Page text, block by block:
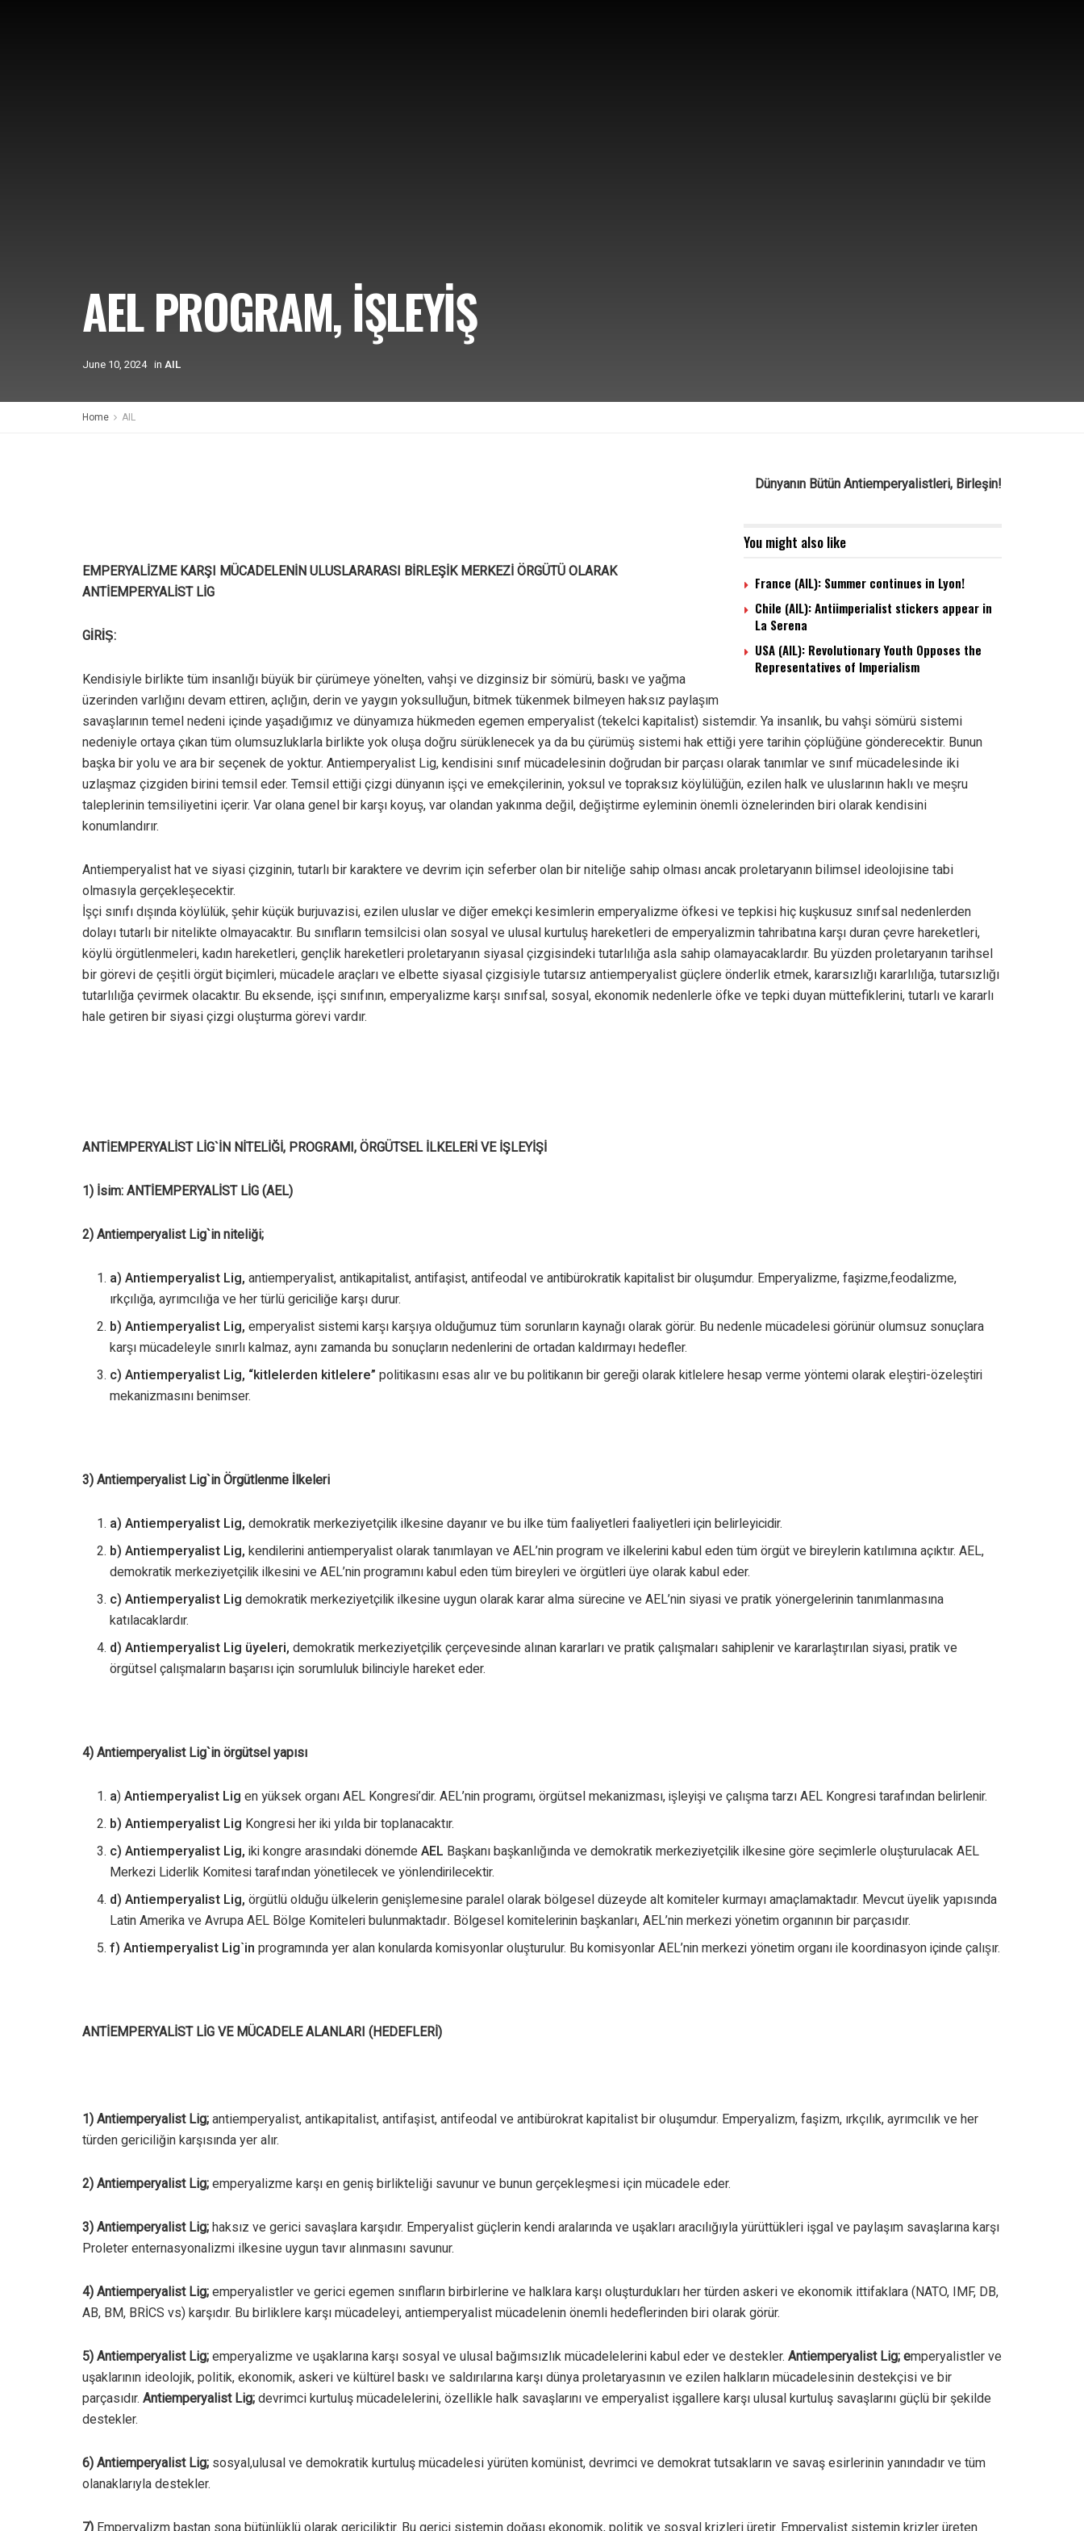
AEL PROGRAM, İŞLEYİŞ
June 10, 2024 in AIL
Home AIL
Dünyanın Bütün Antiemperyalistleri, Birleşin!
You might also like
France (AIL): Summer continues in Lyon!
Chile (AIL): Antiimperialist stickers appear in
La Serena
USA (AIL): Revolutionary Youth Opposes the
Representatives of Imperialism
EMPERYALİZME KARŞI MÜCADELENİN ULUSLARARASI BİRLEŞİK MERKEZİ ÖRGÜTÜ OLARAK
ANTİEMPERYALİST LİG
GİRİŞ:
Kendisiyle birlikte tüm insanlığı büyük bir çürümeye yönelten, vahşi ve dizginsiz bir sömürü, baskı ve yağma
üzerinden varlığını devam ettiren, açlığın, derin ve yaygın yoksulluğun, bitmek tükenmek bilmeyen haksız paylaşım
savaşlarının temel nedeni içinde yaşadığımız ve dünyamıza hükmeden egemen emperyalist (tekelci kapitalist) sistemdir. Ya insanlık, bu vahşi sömürü sistemi
nedeniyle ortaya çıkan tüm olumsuzluklarla birlikte yok oluşa doğru sürüklenecek ya da bu çürümüş sistemi hak ettiği yere tarihin çöplüğüne gönderecektir. Bunun
başka bir yolu ve ara bir seçenek de yoktur. Antiemperyalist Lig, kendisini sınıf mücadelesinin doğrudan bir parçası olarak tanımlar ve sınıf mücadelesinde iki
uzlaşmaz çizgiden birini temsil eder. Temsil ettiği çizgi dünyanın işçi ve emekçilerinin, yoksul ve topraksız köylülüğün, ezilen halk ve uluslarının haklı ve meşru
taleplerinin temsiliyetini içerir. Var olana genel bir karşı koyuş, var olandan yakınma değil, değiştirme eyleminin önemli öznelerinden biri olarak kendisini
konumlandırır.
Antiemperyalist hat ve siyasi çizginin, tutarlı bir karaktere ve devrim için seferber olan bir niteliğe sahip olması ancak proletaryanın bilimsel ideolojisine tabi
olmasıyla gerçekleşecektir.
İşçi sınıfı dışında köylülük, şehir küçük burjuvazisi, ezilen uluslar ve diğer emekçi kesimlerin emperyalizme öfkesi ve tepkisi hiç kuşkusuz sınıfsal nedenlerden
dolayı tutarlı bir nitelikte olmayacaktır. Bu sınıfların temsilcisi olan sosyal ve ulusal kurtuluş hareketleri de emperyalizmin tahribatına karşı duran çevre hareketleri,
köylü örgütlenmeleri, kadın hareketleri, gençlik hareketleri proletaryanın siyasal çizgisindeki tutarlılığa asla sahip olamayacaklardır. Bu yüzden proletaryanın tarihsel
bir görevi de çeşitli örgüt biçimleri, mücadele araçları ve elbette siyasal çizgisiyle tutarsız antiemperyalist güçlere önderlik etmek, kararsızlığı kararlılığa, tutarsızlığı
tutarlılığa çevirmek olacaktır. Bu eksende, işçi sınıfının, emperyalizme karşı sınıfsal, sosyal, ekonomik nedenlerle öfke ve tepki duyan müttefiklerini, tutarlı ve kararlı
hale getiren bir siyasi çizgi oluşturma görevi vardır.
ANTİEMPERYALİST LİG`İN NİTELİĞİ, PROGRAMI, ÖRGÜTSEL İLKELERİ VE İŞLEYİŞİ
1) İsim: ANTİEMPERYALİST LİG (AEL)
2) Antiemperyalist Lig`in niteliği;
a) Antiemperyalist Lig,antiemperyalist, antikapitalist, antifaşist, antifeodal ve antibürokratik kapitalist bir oluşumdur. Emperyalizme, faşizme,feodalizme,
ırkçılığa, ayrımcılığa ve her türlü gericiliğe karşı durur.
b) Antiemperyalist Lig,emperyalist sistemi karşı karşıya olduğumuz tüm sorunların kaynağı olarak görür. Bu nedenle mücadelesi görünür olumsuz sonuçlara
karşı mücadeleyle sınırlı kalmaz, aynı zamanda bu sonuçların nedenlerini de ortadan kaldırmayı hedefler.
c) Antiemperyalist Lig, “kitlelerden kitlelere”politikasını esas alır ve bu politikanın bir gereği olarak kitlelere hesap verme yöntemi olarak eleştiri-özeleştiri
mekanizmasını benimser.
3) Antiemperyalist Lig`in Örgütlenme İlkeleri
a) Antiemperyalist Lig,demokratik merkeziyetçilik ilkesine dayanır ve bu ilke tüm faaliyetleri faaliyetleri için belirleyicidir.
b) Antiemperyalist Lig,kendilerini antiemperyalist olarak tanımlayan ve AEL’nin program ve ilkelerini kabul eden tüm örgüt ve bireylerin katılımına açıktır. AEL,
demokratik merkeziyetçilik ilkesini ve AEL’nin programını kabul eden tüm bireyleri ve örgütleri üye olarak kabul eder.
c) Antiemperyalist Ligdemokratik merkeziyetçilik ilkesine uygun olarak karar alma sürecine ve AEL’nin siyasi ve pratik yönergelerinin tanımlanmasına
katılacaklardır.
d) Antiemperyalist Lig üyeleri, demokratik merkeziyetçilik çerçevesinde alınan kararları ve pratik çalışmaları sahiplenir ve kararlaştırılan siyasi, pratik ve
örgütsel çalışmaların başarısı için sorumluluk bilinciyle hareket eder.
4) Antiemperyalist Lig`in örgütsel yapısı
a)Antiemperyalist Ligen yüksek organı AEL Kongresi’dir. AEL’nin programı, örgütsel mekanizması, işleyişi ve çalışma tarzı AEL Kongresi tarafından belirlenir.
b) Antiemperyalist Lig Kongresi her iki yılda bir toplanacaktır.
c) Antiemperyalist Lig,iki kongre arasındaki dönemdeAEL Başkanı başkanlığında ve demokratik merkeziyetçilik ilkesine göre seçimlerle oluşturulacak AEL
Merkezi Liderlik Komitesi tarafından yönetilecek ve yönlendirilecektir.
d) Antiemperyalist Lig,örgütlü olduğu ülkelerin genişlemesine paralel olarak bölgesel düzeyde alt komiteler kurmayı amaçlamaktadır. Mevcut üyelik yapısında
Latin Amerika ve Avrupa AEL Bölge Komiteleri bulunmaktadır. Bölgesel komitelerinin başkanları, AEL’nin merkezi yönetim organının bir parçasıdır.
f) Antiemperyalist Lig`in programında yer alan konularda komisyonlar oluşturulur. Bu komisyonlar AEL’nin merkezi yönetim organı ile koordinasyon içinde çalışır.
ANTİEMPERYALİST LİG VE MÜCADELE ALANLARI (HEDEFLERİ)
1) Antiemperyalist Lig; antiemperyalist, antikapitalist, antifaşist, antifeodal ve antibürokrat kapitalist bir oluşumdur. Emperyalizm, faşizm, ırkçılık, ayrımcılık ve her
türden gericiliğin karşısında yer alır.
2) Antiemperyalist Lig; emperyalizme karşı en geniş birlikteliği savunur ve bunun gerçekleşmesi için mücadele eder.
3) Antiemperyalist Lig; haksız ve gerici savaşlara karşıdır. Emperyalist güçlerin kendi aralarında ve uşakları aracılığıyla yürüttükleri işgal ve paylaşım savaşlarına karşı
Proleter enternasyonalizmi ilkesine uygun tavır alınmasını savunur.
4) Antiemperyalist Lig; emperyalistler ve gerici egemen sınıfların birbirlerine ve halklara karşı oluşturdukları her türden askeri ve ekonomik ittifaklara (NATO, IMF, DB,
AB, BM, BRİCS vs) karşıdır. Bu birliklere karşı mücadeleyi, antiemperyalist mücadelenin önemli hedeflerinden biri olarak görür.
5) Antiemperyalist Lig; emperyalizme ve uşaklarına karşı sosyal ve ulusal bağımsızlık mücadelelerini kabul eder ve destekler. Antiemperyalist Lig; emperyalistler ve
uşaklarının ideolojik, politik, ekonomik, askeri ve kültürel baskı ve saldırılarına karşı dünya proletaryasının ve ezilen halkların mücadelesinin destekçisi ve bir
parçasıdır. Antiemperyalist Lig; devrimci kurtuluş mücadelelerini, özellikle halk savaşlarını ve emperyalist işgallere karşı ulusal kurtuluş savaşlarını güçlü bir şekilde
destekler.
6) Antiemperyalist Lig; sosyal,ulusal ve demokratik kurtuluş mücadelesi yürüten komünist, devrimci ve demokrat tutsakların ve savaş esirlerinin yanındadır ve tüm
olanaklarıyla destekler.
7) Emperyalizm baştan sona bütünlüklü olarak gericiliktir. Bu gerici sistemin doğası ekonomik, politik ve sosyal krizleri üretir. Emperyalist sistemin krizler üreten